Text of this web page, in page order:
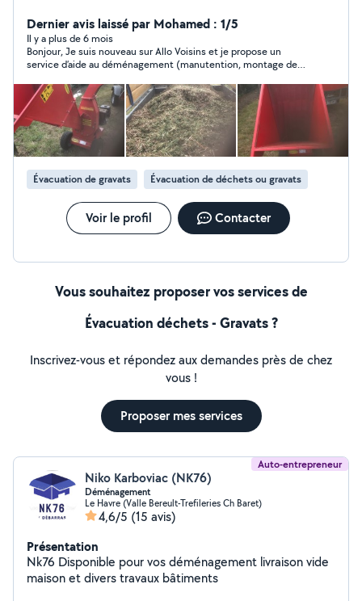
Dernier avis laissé par Mohamed : 1/5
Il y a plus de 6 mois
Bonjour, Je suis nouveau sur Allo Voisins et je propose un
service d’aide au déménagement (manutention, montage de
personne s’est permise de commenter mon offre de manière
injustifiée, en adoptant un ton autoritaire comme s’il était
modérateur de la plateforme. Je ne comprends pas cette
attitude et je trouve cela dommage, d’autant plus que cela
peut décourager les nouveaux arrivants. Il est important que
chacun puisse proposer ses services librement et dans le
respect des autres.
Évacuation de gravats
Évacuation de déchets ou gravats
Voir le profil Contacter
Vous souhaitez proposer vos services de
Évacuation déchets - Gravats ?
Inscrivez-vous et répondez aux demandes près de chez
vous !
Proposer mes services
Auto-entrepreneur
Niko Karboviac (NK76)
Déménagement
Le Havre (Valle Bereult-Trefileries Ch Baret)
4,6/5 (15 avis)
Présentation
Nk76 Disponible pour vos déménagement livraison vide
maison et divers travaux bâtiments